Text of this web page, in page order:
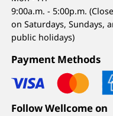
9:00a.m. - 5:00p.m.
on Saturdays, Sundays,
public holidays)
Payment Methods
Follow Wellcome on